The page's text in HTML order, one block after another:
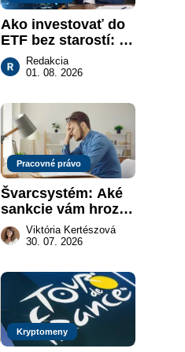
Ako investovať do
ETF bez starostí:
Investičné plány,
ktoré urobia prácu
Redakcia
01. 08. 2026
Pracovné právo
Švarcsystém: Aké
sankcie vám hrozia
a prečo nestačí
zaplatiť pokutu?
Viktória Kertészová
30. 07. 2026
Kryptomeny